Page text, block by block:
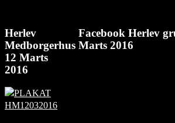
Herlev
Medborgerhus
12 Marts
2016
Facebook Herlev
Marts 2016